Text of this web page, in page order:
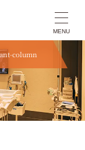
MENU
column
ぶべきポイントと費用